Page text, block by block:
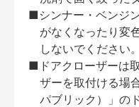
■シンナー・ベンジ
がなくなったり変
しないでください。
■ドアクローザーは
ザーを取付ける場
パブリック）」の